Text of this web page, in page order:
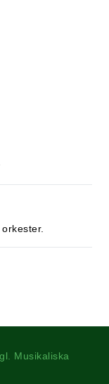
Musikaliska